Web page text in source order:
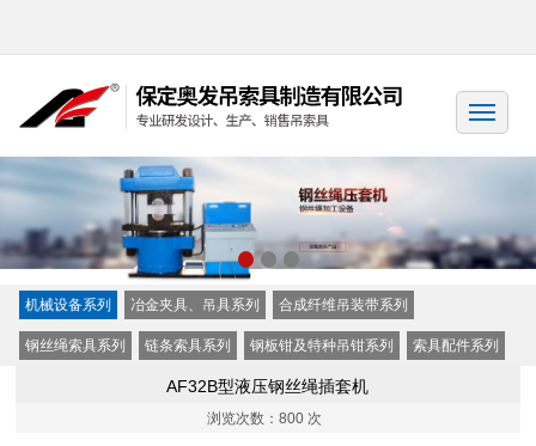
机械设备系列 冶金夹具、吊具系列 合成纤维吊装带系列
钢丝绳索具系列 链条索具系列 钢板钳及特种吊钳系列 索具配件系列
AF32B型液压钢丝绳插套机
浏览次数： 800 次